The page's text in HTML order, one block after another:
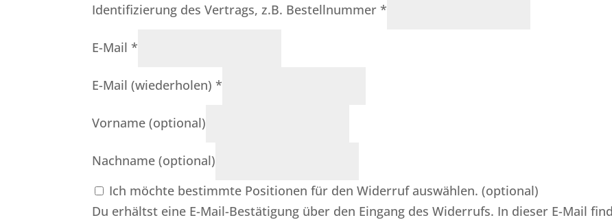
Identifizierung des Vertrags, z.B. Bestellnummer*
E-Mail*
E-Mail (wiederholen)*
Vorname(optional)
Nachname(optional)
Ich möchte bestimmte Positionen für den Widerruf auswählen.(optional)
Du erhältst eine E-Mail-Bestätigung über den Eingang des Widerrufs. In dieser E-Mail